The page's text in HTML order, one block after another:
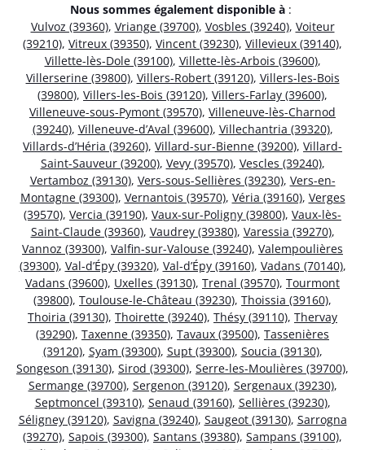
Nous sommes également disponible à :
Vulvoz (39360), Vriange (39700), Vosbles (39240), Voiteur
(39210), Vitreux (39350), Vincent (39230), Villevieux (39140),
Villette-lès-Dole (39100), Villette-lès-Arbois (39600),
Villerserine (39800), Villers-Robert (39120), Villers-les-Bois
(39800), Villers-les-Bois (39120), Villers-Farlay (39600),
Villeneuve-sous-Pymont (39570), Villeneuve-lès-Charnod
(39240), Villeneuve-d’Aval (39600), Villechantria (39320),
Villards-d’Héria (39260), Villard-sur-Bienne (39200), Villard-
Saint-Sauveur (39200), Vevy (39570), Vescles (39240),
Vertamboz (39130), Vers-sous-Sellières (39230), Vers-en-
Montagne (39300), Vernantois (39570), Véria (39160), Verges
(39570), Vercia (39190), Vaux-sur-Poligny (39800), Vaux-lès-
Saint-Claude (39360), Vaudrey (39380), Varessia (39270),
Vannoz (39300), Valfin-sur-Valouse (39240), Valempoulières
(39300), Val-d’Épy (39320), Val-d’Épy (39160), Vadans (70140),
Vadans (39600), Uxelles (39130), Trenal (39570), Tourmont
(39800), Toulouse-le-Château (39230), Thoissia (39160),
Thoiria (39130), Thoirette (39240), Thésy (39110), Thervay
(39290), Taxenne (39350), Tavaux (39500), Tassenières
(39120), Syam (39300), Supt (39300), Soucia (39130),
Songeson (39130), Sirod (39300), Serre-les-Moulières (39700),
Sermange (39700), Sergenon (39120), Sergenaux (39230),
Septmoncel (39310), Senaud (39160), Sellières (39230),
Séligney (39120), Savigna (39240), Saugeot (39130), Sarrogna
(39270), Sapois (39300), Santans (39380), Sampans (39100),